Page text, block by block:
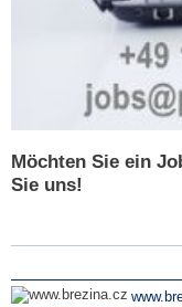
Möchten Sie ein
Sie uns!